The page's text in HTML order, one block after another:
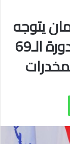
يتوجه
إلى فيينا لتمثيل مصر في الدورة الـ69